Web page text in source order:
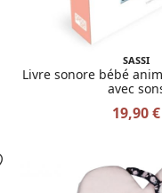
SASSI
Livre sonore bébé
avec
19,90 €